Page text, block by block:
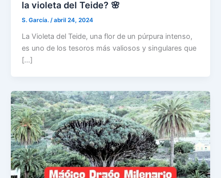
la violeta del Teide? 🌸
S. García./abril 24, 2024
La Violeta del Teide, una flor de un púrpura intenso,
es uno de los tesoros más valiosos y singulares que
[…]